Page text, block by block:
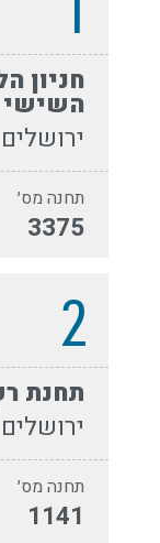
חניון
השישי
ירושלים
תחנה מס׳
3375
2
תחנת
ירושלים
תחנה מס׳
1141